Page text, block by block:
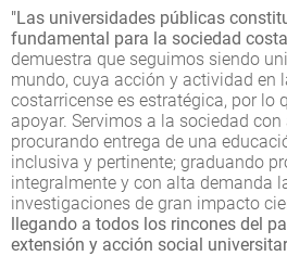
"Las universidades públicas
fundamental para la sociedad
demuestra que seguimos siendo
mundo, cuya acción y actividad en
costarricense es estratégica, por lo
apoyar. Servimos a la sociedad
procurando entrega de una
inclusiva y pertinente; graduando
integralmente y con alta demanda
investigaciones de gran impacto
llegando a todos los rincones del
extensión y acción social